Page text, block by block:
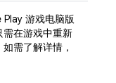
游戏电脑版
需在游戏中重新
需了解详情，